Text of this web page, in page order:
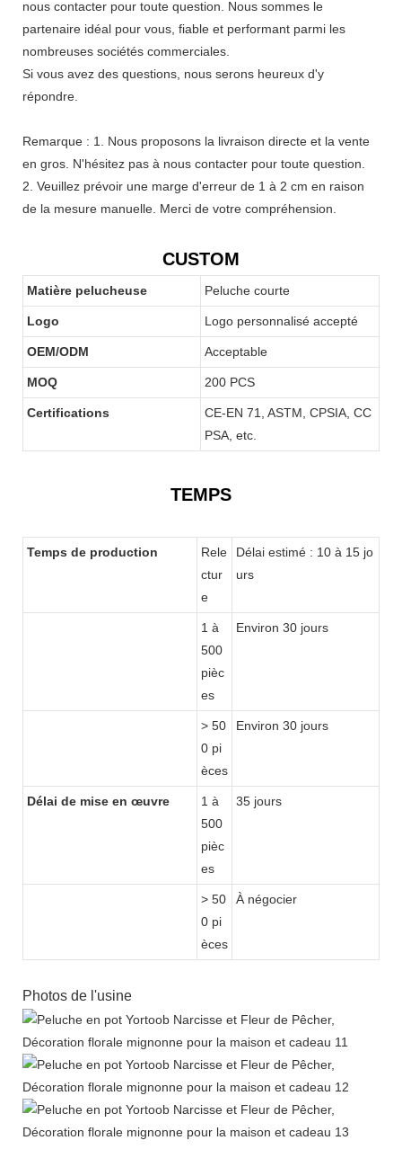
nous contacter pour toute question. Nous sommes le
partenaire idéal pour vous, fiable et performant parmi les
nombreuses sociétés commerciales.
Si vous avez des questions, nous serons heureux d'y
répondre.
Remarque : 1. Nous proposons la livraison directe et la vente
en gros. N'hésitez pas à nous contacter pour toute question.
2. Veuillez prévoir une marge d'erreur de 1 à 2 cm en raison
de la mesure manuelle. Merci de votre compréhension.
CUSTOM
Matière pelucheuse Peluche courte
Logo Logo personnalisé accepté
OEM/ODM Acceptable
MOQ 200 PCS
Certifications
CE-EN 71, ASTM, CPSIA, CC
PSA, etc.
TEMPS
Temps de production
Rele
ctur
e
Délai estimé : 10 à 15 jo
urs
1 à
500
pièc
es
Environ 30 jours
> 50
0 pi
èces
Environ 30 jours
Délai de mise en œuvre
1 à
500
pièc
es
35 jours
> 50
0 pi
èces
À négocier
Photos de l'usine